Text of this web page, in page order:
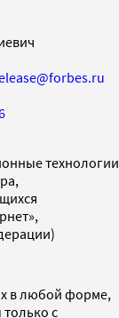
технологии
в любой форме,
с